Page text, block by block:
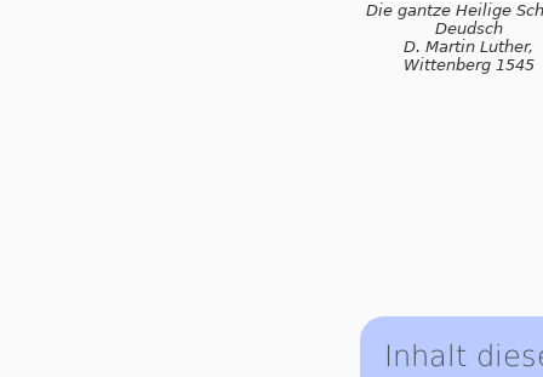
Die gantze Heilige
Deudsch
D. Martin Luther,
Wittenberg 1545
Inhalt